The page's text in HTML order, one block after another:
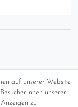
auf unserer Website
unserer
zu